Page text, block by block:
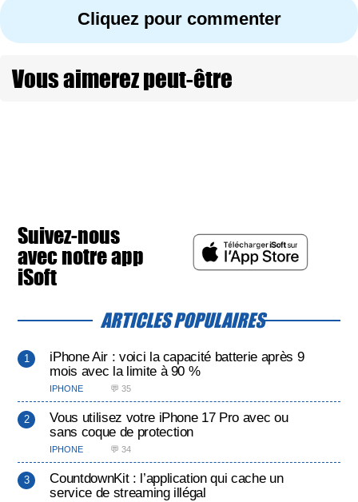
Cliquez pour commenter
Vous aimerez peut-être
Suivez-nous
avec notre app
iSoft
ARTICLES POPULAIRES
iPhone Air : voici la capacité batterie après 9
mois avec la limite à 90 %
IPHONE 💬 35
Vous utilisez votre iPhone 17 Pro avec ou
sans coque de protection
IPHONE 💬 34
CountdownKit : l’application qui cache un
service de streaming illégal